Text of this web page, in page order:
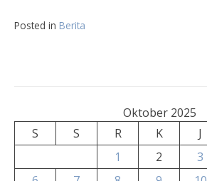
Posted in Berita
Oktober 2025
S
S R K J
1
2 3